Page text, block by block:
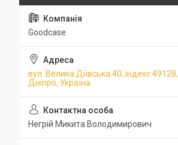
Goodcase
вул. Велика Діївська 40, індекс 49128,
Дніпро, Україна
Негрій Микита Володимирович